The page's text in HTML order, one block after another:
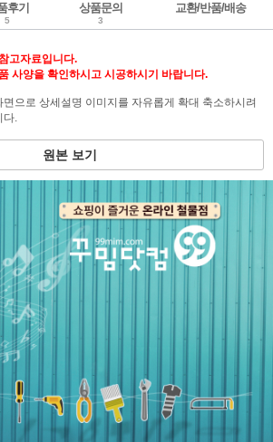
후기
5
상품문의
3
교환/반품/배송
고자료입니다.
사양을 확인하시고 시공하시기 바랍니다.
으로 상세설명 이미지를 자유롭게 확대 축소하시려
다.
원본 보기